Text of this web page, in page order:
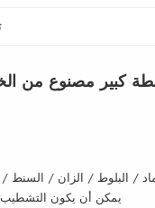
كبير مصنوع من
/ البلوط / الزان / السنط
3. يمكن أن يكون التشطيب